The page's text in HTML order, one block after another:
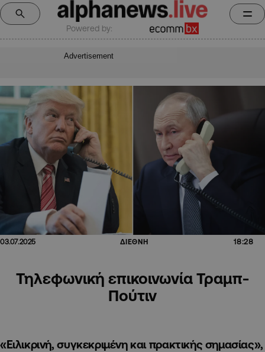
Powered by:
Advertisement
03.07.2025 ΔΙΕΘΝΗ 18:28
Τηλεφωνική επικοινωνία Τραμπ-
Πούτιν
«Ειλικρινή, συγκεκριμένη και πρακτικής σημασίας»,